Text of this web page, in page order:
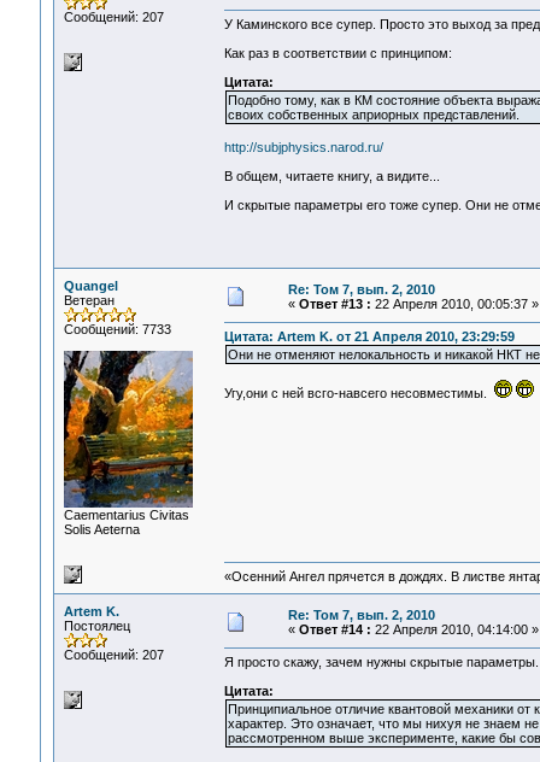
Сообщений: 207
У Каминского все супер. Просто это выход за
Как раз в соответствии с принципом:
Цитата:
Подобно тому, как в КМ состояние объекта
своих собственных априорных представлений.
http://subjphysics.narod.ru/
В общем, читаете книгу, а видите...
И скрытые параметры его тоже супер. Они не
Quangel
Ветеран
Сообщений: 7733
Сaementarius Civitas
Solis Aeterna
Re: Том 7, вып. 2, 2010
« Ответ #13 : 22 Апреля 2010, 00:05:37 »
Цитата: Artem K. от 21 Апреля 2010, 23:29:59
Они не отменяют нелокальность и никакой НКТ не
Угу,они с ней всго-навсего несовместимы.
«Осенний Ангел прячется в дождях. В листве
Artem K.
Постоялец
Сообщений: 207
Re: Том 7, вып. 2, 2010
« Ответ #14 : 22 Апреля 2010, 04:14:00 »
Я просто скажу, зачем нужны скрытые параметры.
Цитата:
Принципиальное отличие квантовой механики от
характер. Это означает, что мы нихуя не знаем
рассмотренном выше эксперименте, какие бы